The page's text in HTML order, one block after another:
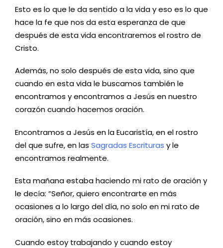
Esto es lo que le da sentido a la vida y eso es lo que
hace la fe que nos da esta esperanza de que
después de esta vida encontraremos el rostro de
Cristo.
Además, no solo después de esta vida, sino que
cuando en esta vida le buscamos también le
encontramos y encontramos a Jesús en nuestro
corazón cuando hacemos oración.
Encontramos a Jesús en la Eucaristía, en el rostro
del que sufre, en las Sagradas Escrituras y le
encontramos realmente.
Esta mañana estaba haciendo mi rato de oración y
le decía: “Señor, quiero encontrarte en más
ocasiones a lo largo del día, no solo en mi rato de
oración, sino en más ocasiones.
Cuando estoy trabajando y cuando estoy